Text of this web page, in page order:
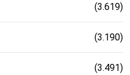
(3.619)
(3.190)
(3.491)